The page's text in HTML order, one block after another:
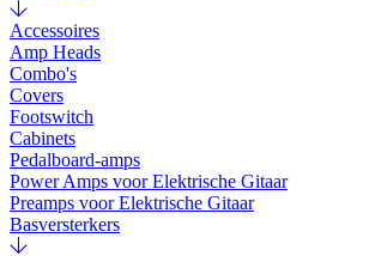
Accessoires
Amp Heads
Combo's
Covers
Footswitch
Cabinets
Pedalboard-amps
Power Amps voor Elektrische Gitaar
Preamps voor Elektrische Gitaar
Basversterkers